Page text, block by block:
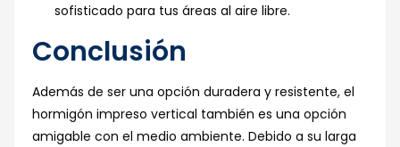
sofisticado para tus áreas al aire libre.
Conclusión
Además de ser una opción duradera y resistente, el
hormigón impreso vertical también es una opción
amigable con el medio ambiente. Debido a su larga